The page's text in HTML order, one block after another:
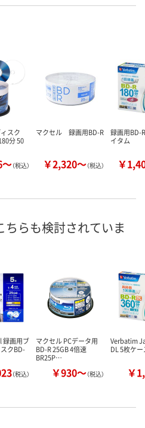
スク
分 50
～（税込）
マクセル 録画用BD-R
￥2,320～（税込）
録画用
イタム
￥
ちらも検討されていま
録画用ブ
クBD-
（税込）
マクセル PCデータ用
BD-R 25GB 4倍速
BR25P…
￥930～（税込）
Verbatim
DL 5枚ケ
￥